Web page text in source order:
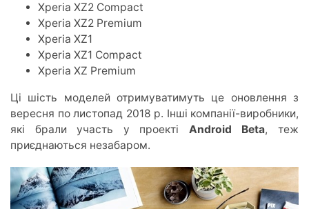
Xperia XZ2 Compact
Xperia XZ2 Premium
Xperia XZ1
Xperia XZ1 Compact
Xperia XZ Premium
Ці шість моделей отримуватимуть це оновлення з
вересня по листопад 2018 р. Інші компанії-виробники,
які брали участь у проекті Android Beta, теж
приєднаються незабаром.